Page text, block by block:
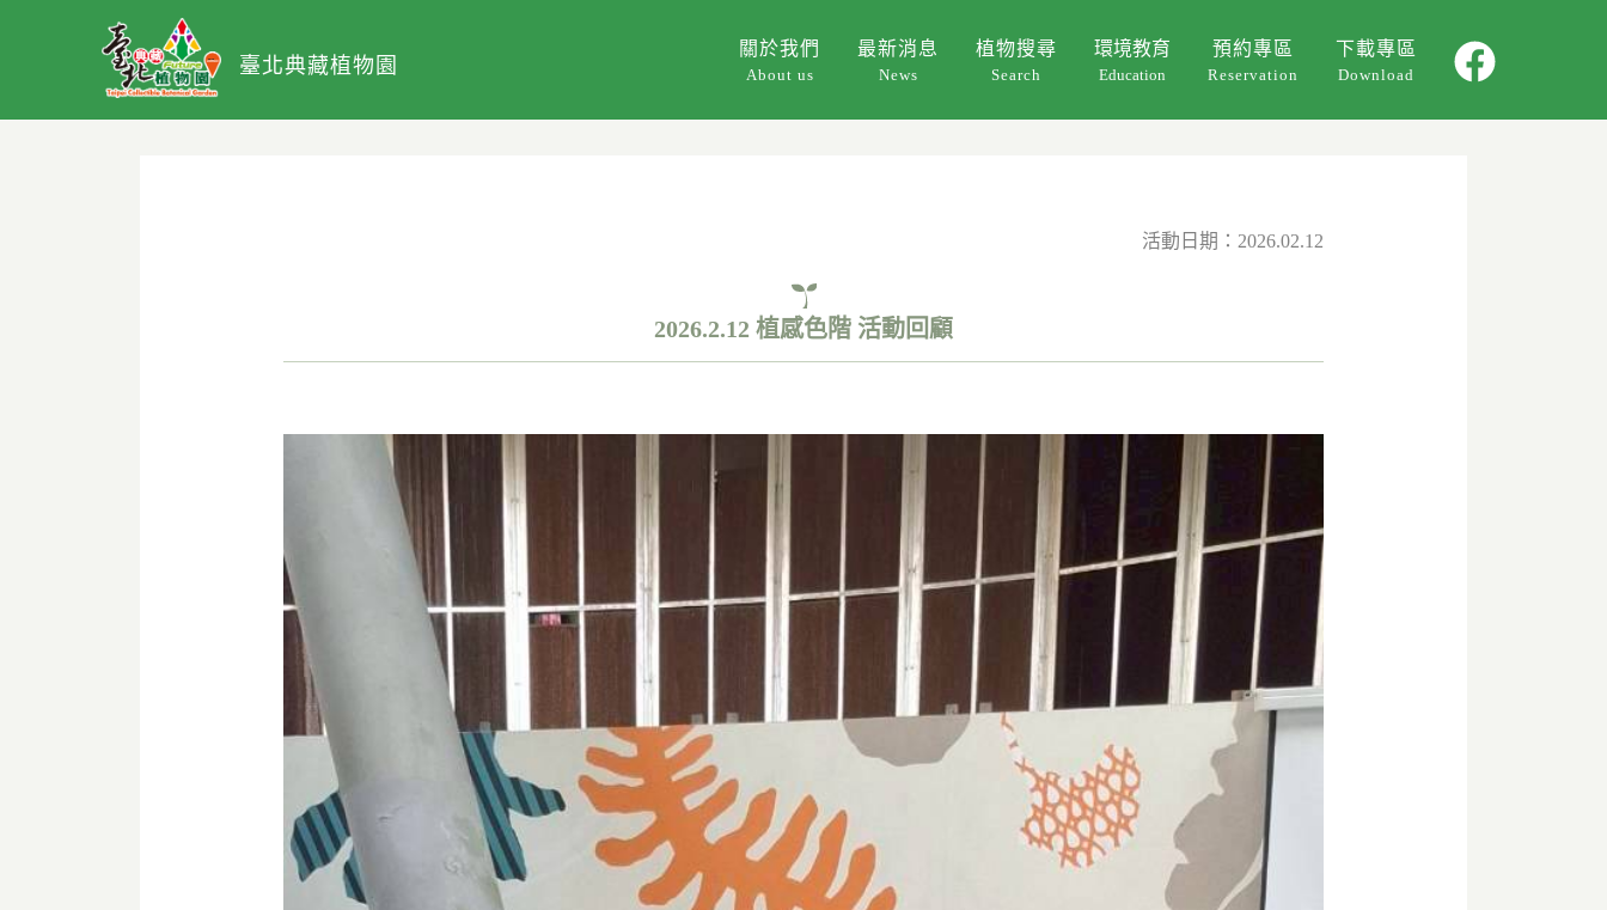
臺北典藏植物園
關於我們
About us
最新消息
News
植物搜尋
Search
環境教育
Education
環教課程
活動回顧
預約專區
Reservation
下載專區
Download
活動日期：2026.02.12
2026.2.12 植感色階 活動回顧